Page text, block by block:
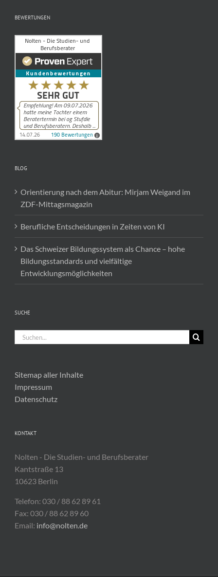
BEWERTUNGEN
BLOG
Orientierung nach dem Abitur: Mirjam Weigand im
ZDF-Mittagsmagazin
Berufliche Entscheidungen in Zeiten von KI
Das Schweizer Bildungssystem als Chance – hohe
Bildungsstandards und vielfältige
Entwicklungsmöglichkeiten
SUCHE
Suche
Sitemap aller Inhalte
Impressum
Datenschutz
KONTAKT
Nolten - Die Studien- und Berufsberater
Kantstraße 13
10623 Berlin
Telefon: 030 / 88 62 89 61
Fax: 030 / 88 62 89 60
Email: info@nolten.de